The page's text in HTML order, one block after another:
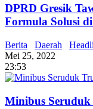
DPRD Gresik
Formula Solusi
Berita Daerah
Mei 25, 2022
23:53
Minibus